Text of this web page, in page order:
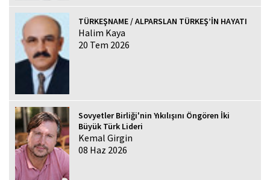
TÜRKEŞNAME / ALPARSLAN TÜRKEŞ’İN HAYATI
Halim Kaya
20 Tem 2026
Sovyetler Birliği'nin Yıkılışını Öngören İki
Büyük Türk Lideri
Kemal Girgin
08 Haz 2026